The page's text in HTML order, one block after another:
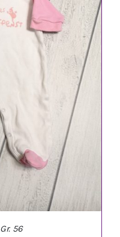
56